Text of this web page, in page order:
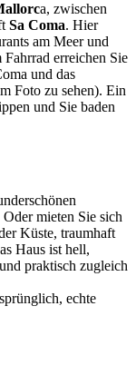
a, zwischen
Sa Coma. Hier
am Meer und
erreichen Sie
und das
Foto zu sehen). Ein
und Sie baden
mieten Sie sich
Küste, traumhaft
Haus ist hell,
praktisch zugleich
echte